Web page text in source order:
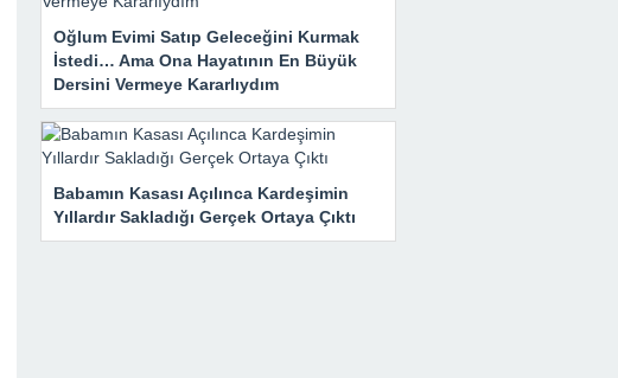
Oğlum Evimi Satıp Geleceğini Kurmak
İstedi… Ama Ona Hayatının En Büyük
Dersini Vermeye Kararlıydım
Babamın Kasası Açılınca Kardeşimin
Yıllardır Sakladığı Gerçek Ortaya Çıktı